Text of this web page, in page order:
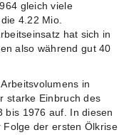
gleich viele
4.22 Mio.
hat sich in
also während gut 40
in
starke Einbruch des
bis 1976 auf. In diesen
der ersten Ölkrise